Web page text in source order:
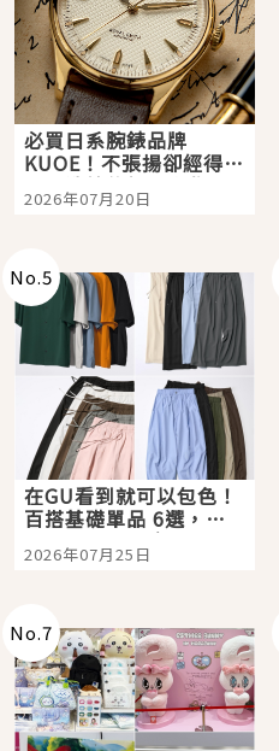
必買日系腕錶品牌
KUOE！不張揚卻經得起
時間洗鍊的經典之作五
選
2026年07月20日
No.5
在GU看到就可以包色！
百搭基礎單品 6選，閉
眼全收也不心疼
2026年07月25日
No.7